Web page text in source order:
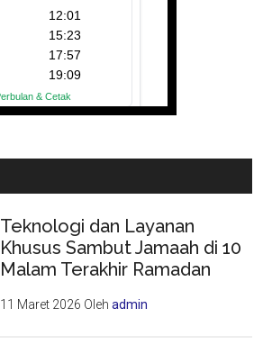
Teknologi dan Layanan
Khusus Sambut Jamaah di 10
Malam Terakhir Ramadan
11 Maret 2026 Olehadmin